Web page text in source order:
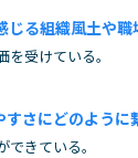
じる組織風土や職
受けている。
さにどのように
きている。